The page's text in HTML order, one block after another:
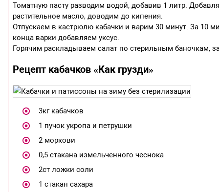
Томатную пасту разводим водой, добавив 1 литр.
растительное масло, доводим до кипения.
Отпускаем в кастрюлю кабачки и варим 30 минут. За 10
конца варки добавляем уксус.
Горячим раскладываем салат по стерильным баночкам,
Рецепт кабачков «Как грузди»
3кг кабачков
1 пучок укропа и петрушки
2 моркови
0,5 стакана измельченного чеснока
2ст ложки соли
1 стакан сахара